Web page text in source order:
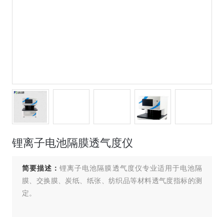
锂离子电池隔膜透气度仪
简要描述：锂离子电池隔膜透气度仪专业适用于电池隔
膜、交换膜、炭纸、纸张、纺织品等材料透气度指标的测
定。